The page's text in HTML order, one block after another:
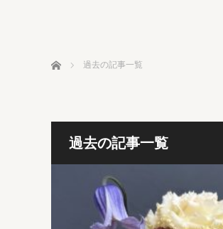
ホーム 過去の記事一覧
過去の記事一覧